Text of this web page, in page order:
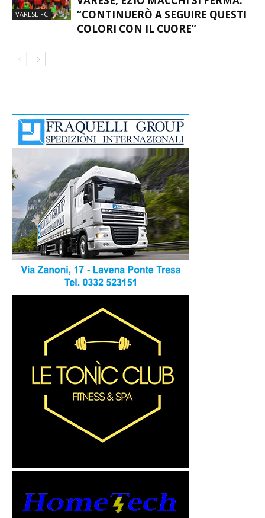
DOPO 17 ANNI AL FIANCO DEL
VARESE, EZIO MACCHI SI FERMA:
“CONTINUERÒ A SEGUIRE QUESTI